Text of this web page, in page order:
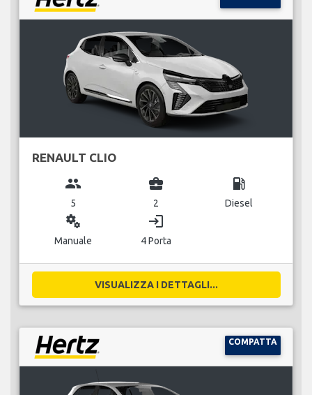
RENAULT CLIO
group
5
business_center
2
local_gas_station
Diesel
miscellaneous_services
Manuale
login
4 Porta
VISUALIZZA I DETTAGLI...
COMPATTA